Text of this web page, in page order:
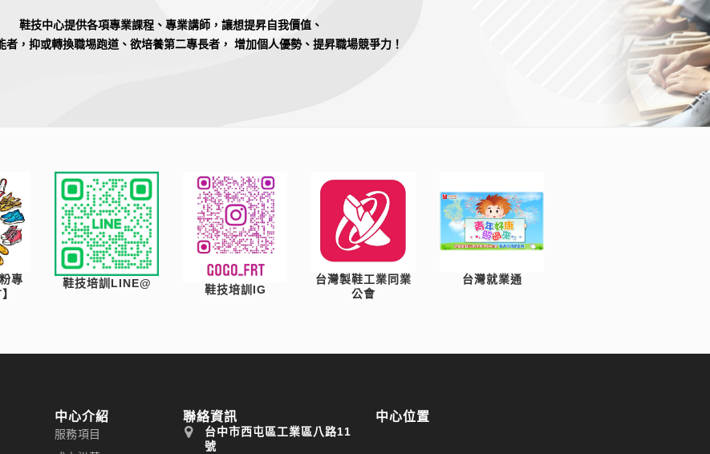
鞋技中心提供各項專業課程、專業講師，讓想提昇自我價值、
者，抑或轉換職埸跑道、欲培養第二專長者， 增加個人優勢、提昇職場競爭力！
專
鞋技培訓LINE@ 鞋技培訓IG
台灣製鞋工業同業
公會
台灣就業通
中心介紹
服務項目
聯絡資訊
台中市西屯區工業區八路11
號
中心位置